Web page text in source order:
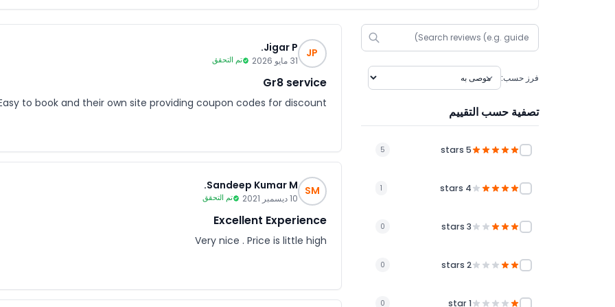
فرز حسب:
تصفية حسب التقييم
5 stars
5
4 stars
1
3 stars
0
2 stars
0
1 star
0
JP
Jigar P.
31 مايو 2026 تم التحقق
Gr8 service
to book and their own site providing coupon codes for discount.
SM
Sandeep Kumar M.
10 ديسمبر 2021 تم التحقق
Excellent Experience
Very nice . Price is little high